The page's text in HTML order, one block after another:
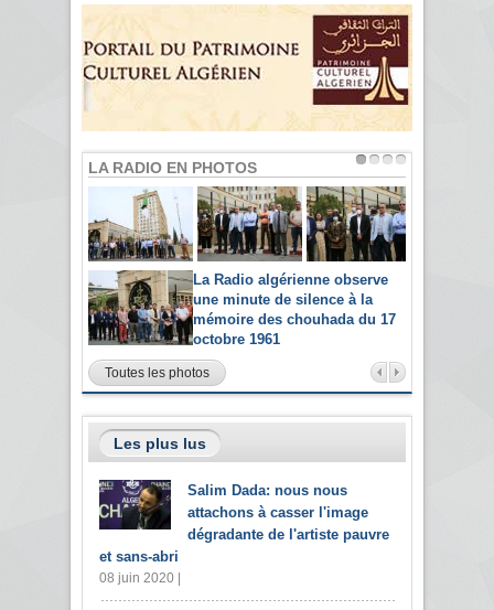
LA RADIO EN PHOTOS
La Radio algérienne observe
une minute de silence à la
mémoire des chouhada du 17
octobre 1961
Toutes les photos
Les plus lus
Salim Dada: nous nous
attachons à casser l'image
dégradante de l'artiste pauvre
et sans-abri
08 juin 2020 |